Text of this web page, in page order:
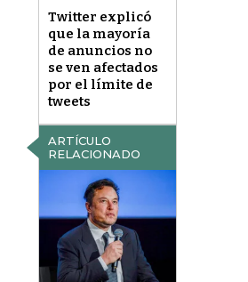
Twitter explicó
que la mayoría
de anuncios no
se ven afectados
por el límite de
tweets
ARTÍCULO
RELACIONADO